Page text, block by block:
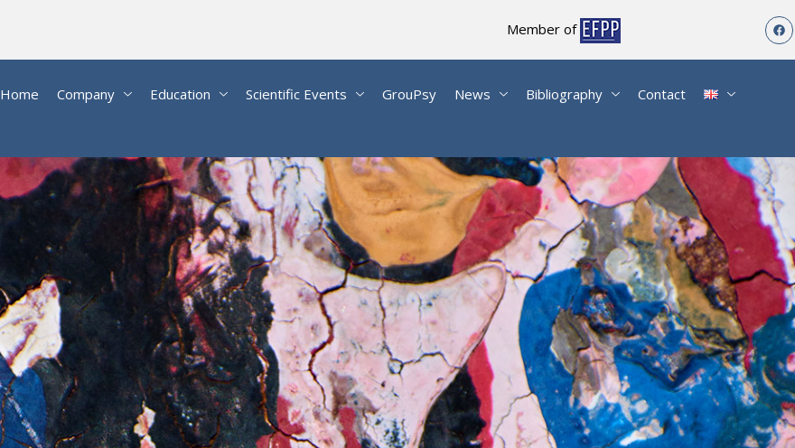
Member of
Home Company Education Scientific Events GrouPsy News Bibliography Contact